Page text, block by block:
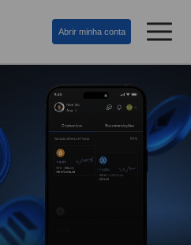
Abrir minha conta